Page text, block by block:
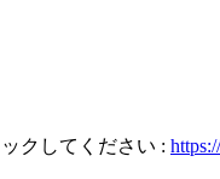
クしてください :